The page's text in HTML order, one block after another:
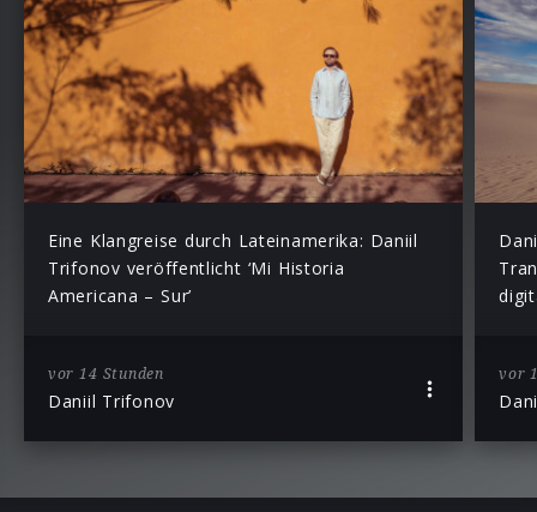
Eine Klangreise durch Lateinamerika: Daniil
Trifonov veröffentlicht ‘Mi Historia
Americana – Sur’
vor 14 Stunden
Daniil Trifonov
vor